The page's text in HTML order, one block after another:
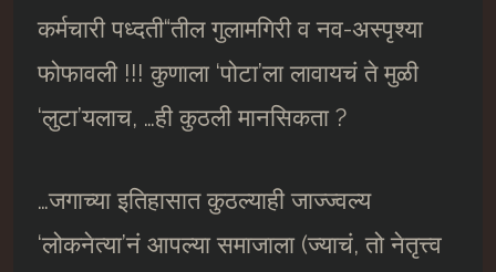
कर्मचारी पध्दती“तील गुलामगिरी व नव-अस्पृश्या
फोफावली !!! कुणाला ‘पोटा’ला लावायचं ते मुळी
‘लुटा’यलाच, …ही कुठली मानसिकता ?
…जगाच्या इतिहासात कुठल्याही जाज्ज्वल्य
‘लोकनेत्या’नं आपल्या समाजाला (ज्याचं, तो नेतृत्त्व